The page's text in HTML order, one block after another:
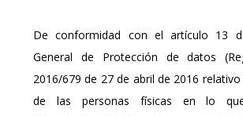
De conformidad con el artículo 13
General de Protección de datos
2016/679 de 27 de abril de 2016
de las personas físicas en lo